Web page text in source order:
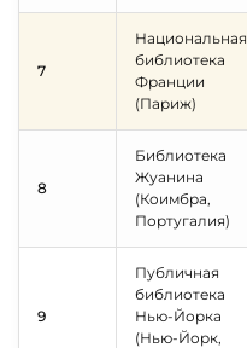
7
Национальная
библиотека
Франции
(Париж)
8
Библиотека
Жуанина
(Коимбра,
Португалия)
9
Публичная
библиотека
Нью-Йорка
(Нью-Йорк,